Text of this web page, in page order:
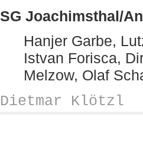
SG Joachimsthal/
Hanjer Garbe,
Istvan Forisca,
Melzow, Olaf
Dietmar Klötzl